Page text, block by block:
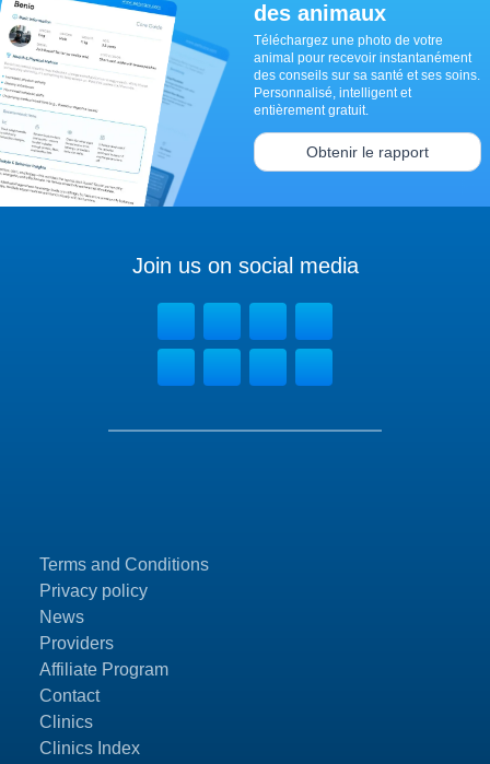
des animaux
Téléchargez une photo de votre
animal pour recevoir instantanément
des conseils sur sa santé et ses soins.
Personnalisé, intelligent et
entièrement gratuit.
Obtenir le rapport
Terms and Conditions
Privacy policy
News
Providers
Affiliate Program
Contact
Clinics
Clinics Index
Join us on social media